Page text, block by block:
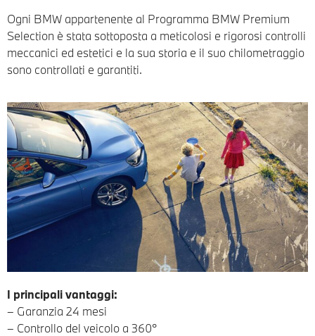
Ogni BMW appartenente al Programma BMW Premium
Selection è stata sottoposta a meticolosi e rigorosi controlli
meccanici ed estetici e la sua storia e il suo chilometraggio
sono controllati e garantiti.
I principali vantaggi:
– Garanzia 24 mesi
– Controllo del veicolo a 360°